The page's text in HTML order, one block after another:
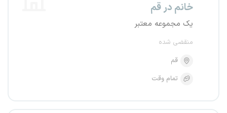
خانم در قم
یک مجموعه معتبر
منقضی شده
قم
تمام وقت